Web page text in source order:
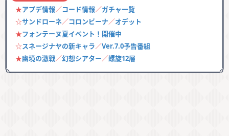
★アプデ情報／コード情報／ガチャ一覧
☆サンドローネ／コロンビーナ／オデット
★フォンテーヌ夏イベント！開催中
☆スネージナヤの新キャラ／Ver.7.0予告番組
★幽境の激戦／幻想シアター／螺旋12層